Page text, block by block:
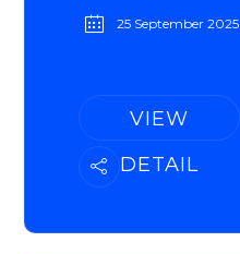
25 September 2025
VIEW
DETAIL